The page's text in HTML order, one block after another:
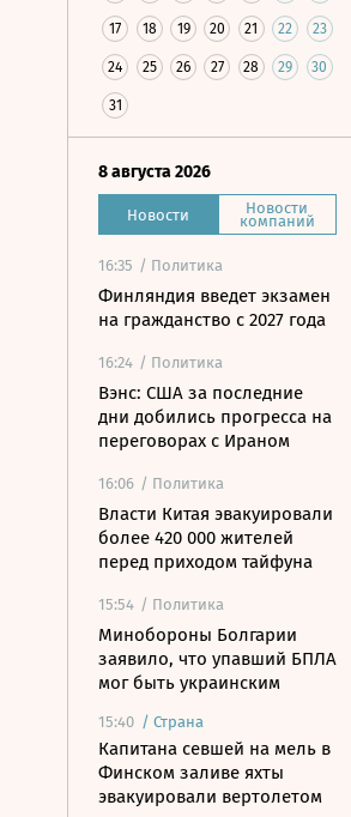
17 18 19 20 21 22 23
24 25 26 27 28 29 30
31
8 августа 2026
Новости Новости
компаний
16:35 / Политика
Финляндия введет экзамен
на гражданство с 2027 года
16:24 / Политика
Вэнс: США за последние
дни добились прогресса на
переговорах с Ираном
16:06 / Политика
Власти Китая эвакуировали
более 420 000 жителей
перед приходом тайфуна
15:54 / Политика
Минобороны Болгарии
заявило, что упавший БПЛА
мог быть украинским
15:40 / Страна
Капитана севшей на мель в
Финском заливе яхты
эвакуировали вертолетом